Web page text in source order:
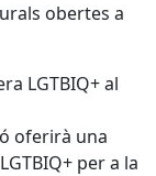
obertes a
LGTBIQ+ al
oferirà una
per a la